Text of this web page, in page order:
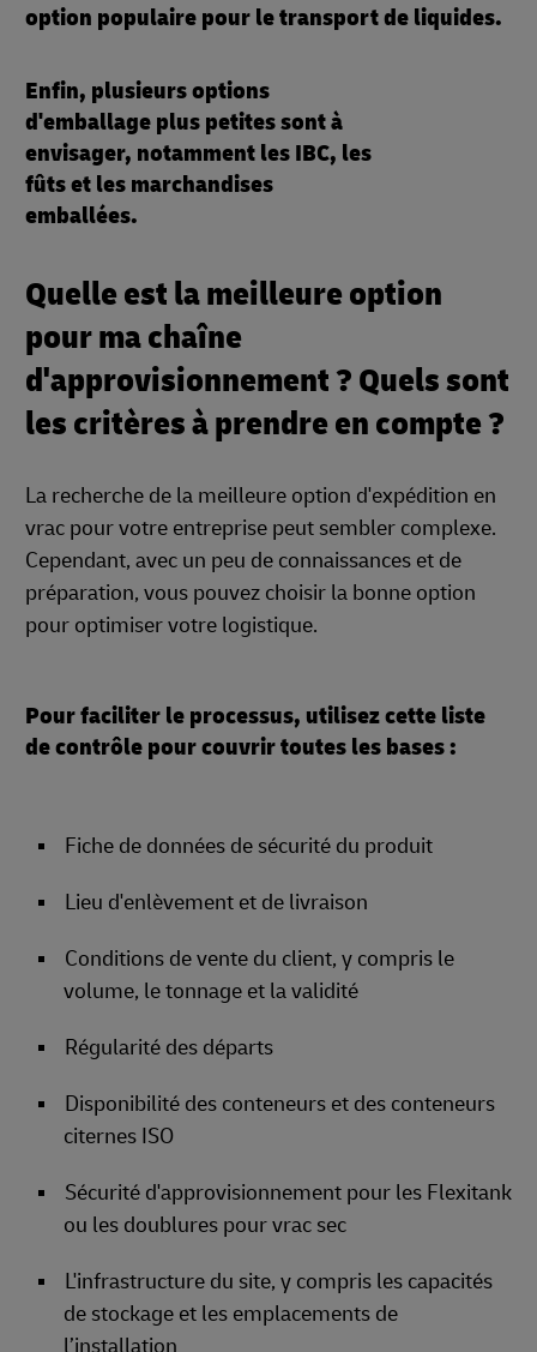
option populaire pour le transport de liquides.
Enfin, plusieurs options
d'emballage plus petites sont à
envisager, notamment les IBC, les
fûts et les marchandises
emballées.
Quelle est la meilleure option
pour ma chaîne
d'approvisionnement ? Quels sont
les critères à prendre en compte ?
La recherche de la meilleure option d'expédition en
vrac pour votre entreprise peut sembler complexe.
Cependant, avec un peu de connaissances et de
préparation, vous pouvez choisir la bonne option
pour optimiser votre logistique.
Pour faciliter le processus, utilisez cette liste
de contrôle pour couvrir toutes les bases :
Fiche de données de sécurité du produit
Lieu d'enlèvement et de livraison
Conditions de vente du client, y compris le
volume, le tonnage et la validité
Régularité des départs
Disponibilité des conteneurs et des conteneurs
citernes ISO
Sécurité d'approvisionnement pour les Flexitank
ou les doublures pour vrac sec
L'infrastructure du site, y compris les capacités
de stockage et les emplacements de